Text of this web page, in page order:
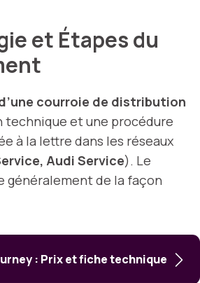
et Étapes du
courroie de distribution
technique et une procédure
à la lettre dans les réseaux
Audi Service). Le
généralement de la façon
: Prix et fiche technique